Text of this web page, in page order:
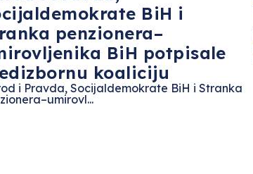
BiH i
penzionera–
BiH potpisale
koaliciju
i Pravda, Socijaldemokrate BiH i Stranka